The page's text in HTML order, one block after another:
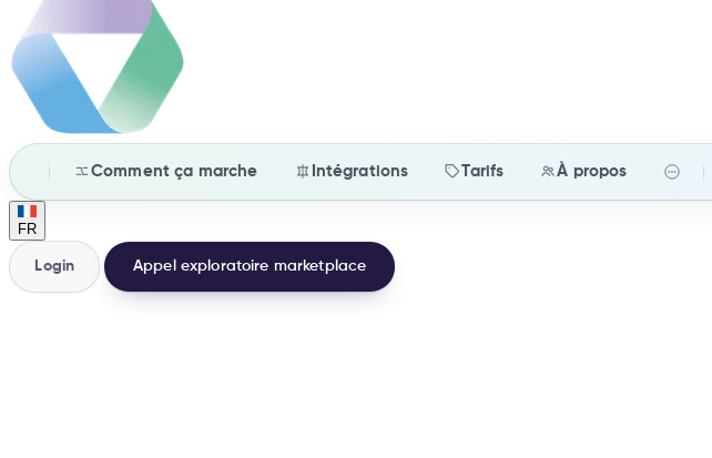
Comment ça marche Intégrations Tarifs À propos
FR
Login Appel exploratoire marketplace